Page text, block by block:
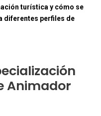
turística y cómo se
diferentes perfiles de
Animador